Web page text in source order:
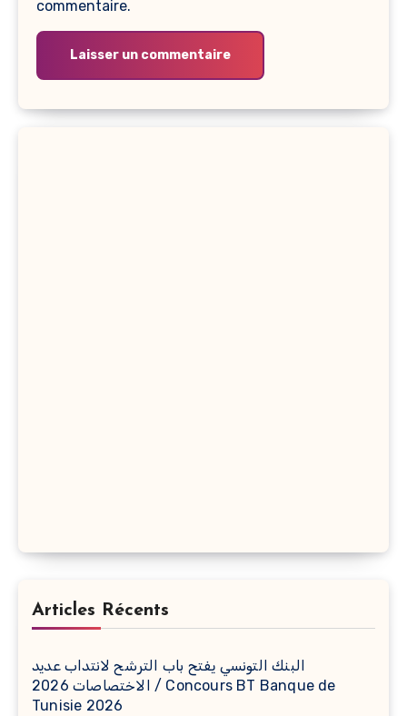
commentaire.
Articles Récents
البنك التونسي يفتح باب الترشح لانتداب عديد
الاختصاصات 2026 / Concours BT Banque de
Tunisie 2026